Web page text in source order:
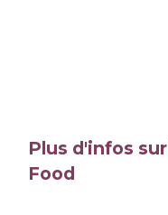
Plus d'infos
Food